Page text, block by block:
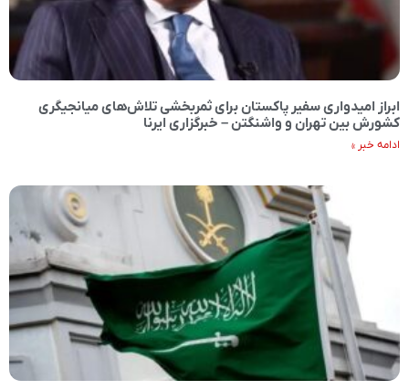
ابراز امیدواری سفیر پاکستان برای ثمربخشی تلاش‌های میانجیگری
کشورش بین تهران و واشنگتن – خبرگزاری ایرنا
ادامه خبر »